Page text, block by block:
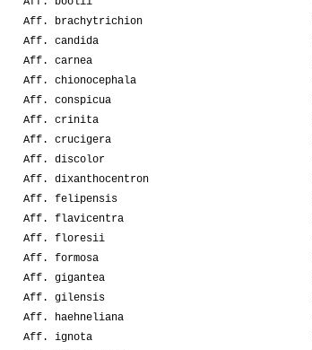
Aff. brachytrichion
Aff. candida
Aff. carnea
Aff. chionocephala
Aff. conspicua
Aff. crinita
Aff. crucigera
Aff. discolor
Aff. dixanthocentron
Aff. felipensis
Aff. flavicentra
Aff. floresii
Aff. formosa
Aff. gigantea
Aff. gilensis
Aff. haehneliana
Aff. ignota